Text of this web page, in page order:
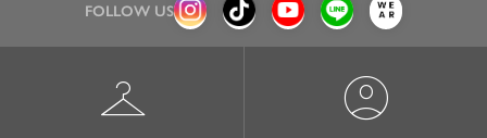
FOLLOW US
checkroom account_circle